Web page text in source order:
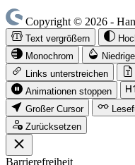
Copyright © 2026 -
Text vergrößern
Monochrom
Links unterstreichen
Animationen stoppen
Großer Cursor
Zurücksetzen
Barrierefreiheit